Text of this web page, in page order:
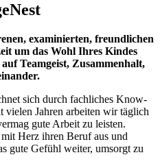
examinierten, freundlichen
um das Wohl Ihres Kindes
Teamgeist, Zusammenhalt,
sich durch fachliches Know-
vielen Jahren arbeiten wir täglich
gute Arbeit zu leisten.
Herz ihren Beruf aus und
gute Gefühl weiter, umsorgt zu